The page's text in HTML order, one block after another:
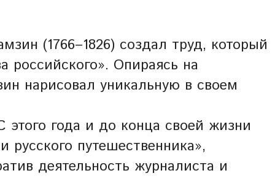
(1766–1826) создал труд, который
российского». Опираясь на
нарисовал уникальную в своем
года и до конца своей жизни
путешественника»,
деятельность журналиста и